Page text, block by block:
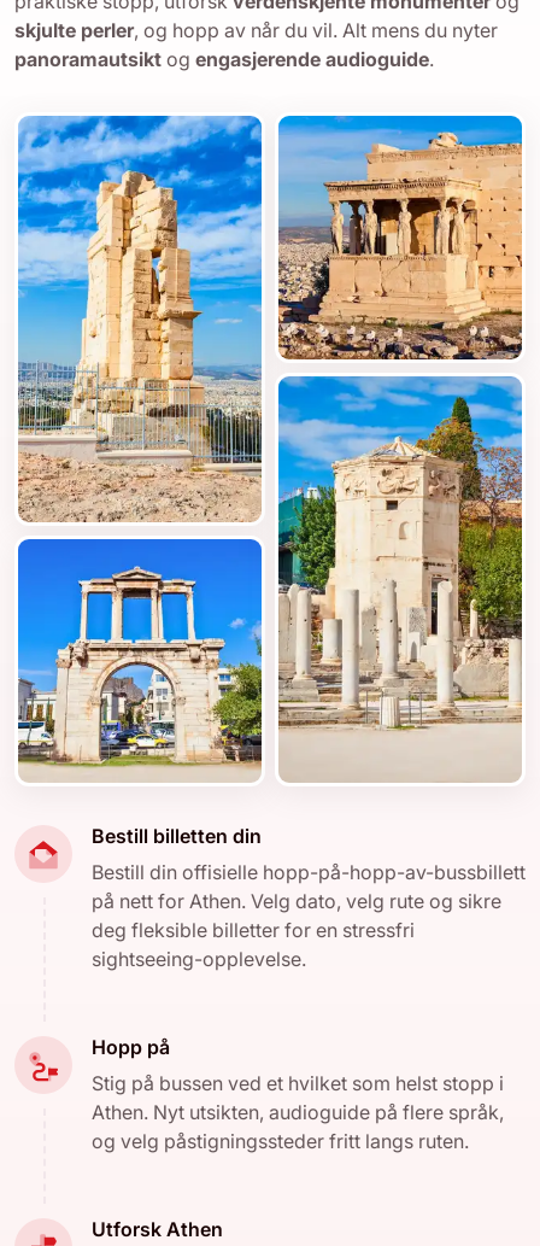
skjulte perler, og hopp av når du vil. Alt mens du nyter
panoramautsikt og engasjerende audioguide.
Bestill billetten din
Bestill din offisielle hopp-på-hopp-av-bussbillett
på nett for Athen. Velg dato, velg rute og sikre
deg fleksible billetter for en stressfri
sightseeing-opplevelse.
Hopp på
Stig på bussen ved et hvilket som helst stopp i
Athen. Nyt utsikten, audioguide på flere språk,
og velg påstigningssteder fritt langs ruten.
Utforsk Athen